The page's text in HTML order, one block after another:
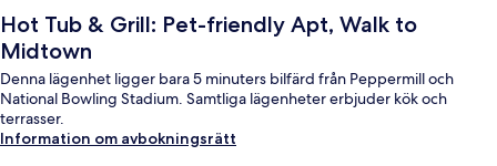
Hot Tub & Grill: Pet-friendly Apt, Walk to
Midtown
Denna lägenhet ligger bara 5 minuters bilfärd från Peppermill och
National Bowling Stadium. Samtliga lägenheter erbjuder kök och
terrasser.
Information om avbokningsrätt